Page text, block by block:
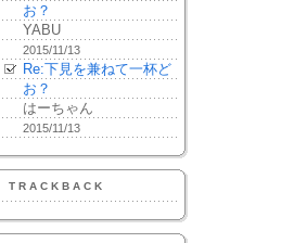
お？
YABU
2015/11/13
Re:下見を兼ねて一杯ど
お？
はーちゃん
2015/11/13
TRACKBACK